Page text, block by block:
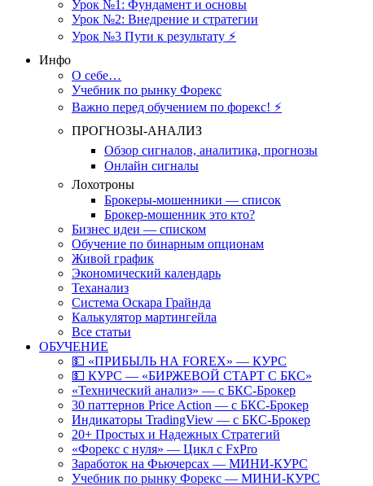
Урок №1: Фундамент и основы
Урок №2: Внедрение и стратегии
Урок №3 Пути к результату ⚡️
Инфо
О себе…
Учебник по рынку Форекс
Важно перед обучением по форекс! ⚡
ПРОГНОЗЫ-АНАЛИЗ
Обзор сигналов, аналитика, прогнозы
Онлайн сигналы
Лохотроны
Брокеры-мошенники — список
Брокер-мошенник это кто?
Бизнес идеи — списком
Обучение по бинарным опционам
Живой график
Экономический календарь
Теханализ
Система Оскара Грайнда
Калькулятор мартингейла
Все статьи
ОБУЧЕНИЕ
💵 «ПРИБЫЛЬ НА FOREX» — КУРС
💵 КУРС — «БИРЖЕВОЙ СТАРТ С БКС»
«Технический анализ» — с БКС-Брокер
30 паттернов Price Action — с БКС-Брокер
Индикаторы TradingView — с БКС-Брокер
20+ Простых и Надежных Стратегий
«Форекс с нуля» — Цикл с FxPro
Заработок на Фьючерсах — МИНИ-КУРС
Учебник по рынку Форекс — МИНИ-КУРС